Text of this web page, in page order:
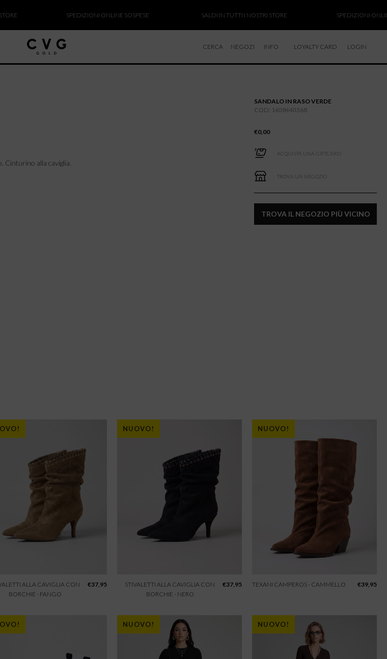
SPEDIZIONI ONLINE SOSPESE SALDI IN TUTTI I NOSTRI STORE SPEDIZIONI ONLINE
CERCA NEGOZI INFO
RESI E RIMBORSI
LOYALTY CARD LOGIN
Cinturino alla caviglia.
SANDALO IN RASO VERDE
COD: 1408440368
€0,00
ACQUISTA UNA GIFTCARD
TROVA UN NEGOZIO
TROVA IL NEGOZIO PIÙ VICINO
ALLA CAVIGLIA CON
BORCHIE - FANGO
€37,95
NUOVO!
STIVALETTI ALLA CAVIGLIA CON
BORCHIE - NERO
€37,95
NUOVO!
TEXANI CAMPEROS - CAMMELLO €39,95
NUOVO! NUOVO!